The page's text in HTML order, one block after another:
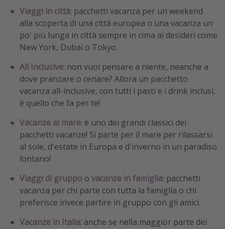
Viaggi in città: pacchetti vacanza per un weekend
alla scoperta di una città europea o una vacanza un
po' più lunga in città sempre in cima ai desideri come
New York, Dubai o Tokyo.
All Inclusive: non vuoi pensare a niente, neanche a
dove pranzare o cenare? Allora un pacchetto
vacanza all-inclusive, con tutti i pasti e i drink inclusi,
è quello che fa per te!
Vacanze al mare: è uno dei grandi classici dei
pacchetti vacanze! Si parte per il mare per rilassarsi
al sole, d'estate in Europa e d'inverno in un paradiso
lontano!
Viaggi di gruppo o vacanze in famiglia: pacchetti
vacanza per chi parte con tutta la famiglia o chi
preferisce invece partire in gruppo con gli amici.
Vacanze in Italia: anche se nella maggior parte dei